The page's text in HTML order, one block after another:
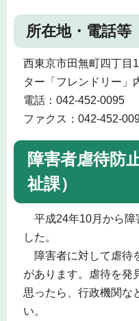
所在地・電話等
西東京市田無町四丁目
ター「フレンドリー
電話：042-452-0095
ファクス：042-452-
障害者虐待防
祉課）
平成24年10月から障
した。
障害者に対して虐待
があります。虐待を発
思ったら、行政機関な
い。